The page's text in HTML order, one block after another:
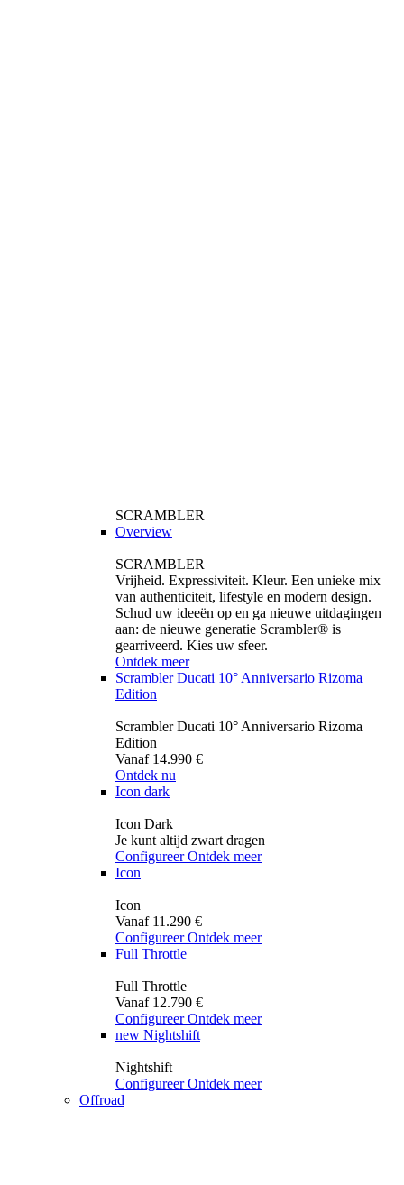
SCRAMBLER
Overview
SCRAMBLER
Vrijheid. Expressiviteit. Kleur. Een unieke mix
van authenticiteit, lifestyle en modern design.
Schud uw ideeën op en ga nieuwe uitdagingen
aan: de nieuwe generatie Scrambler® is
gearriveerd. Kies uw sfeer.
Ontdek meer
Scrambler Ducati 10° Anniversario Rizoma
Edition
Scrambler Ducati 10° Anniversario Rizoma
Edition
Vanaf 14.990 €
Ontdek nu
Icon dark
Icon Dark
Je kunt altijd zwart dragen
Configureer Ontdek meer
Icon
Icon
Vanaf 11.290 €
Configureer Ontdek meer
Full Throttle
Full Throttle
Vanaf 12.790 €
Configureer Ontdek meer
new Nightshift
Nightshift
Configureer Ontdek meer
Offroad